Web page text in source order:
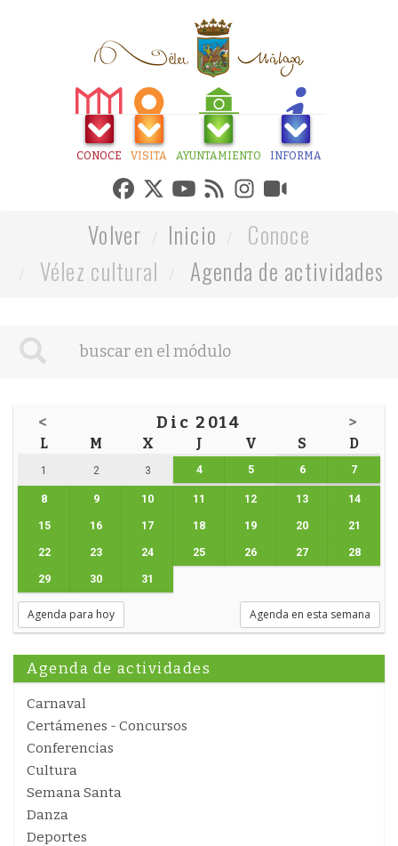
CONOCE VISITA AYUNTAMIENTO INFORMA
Volver Inicio
Conoce
Vélez cultural
Agenda de actividades
< Dic 2014 >
L M X J V S D
1 2 3 4 5 6 7
8 9 10 11 12 13 14
15 16 17 18 19 20 21
22 23 24 25 26 27 28
29 30 31
Agenda para hoy Agenda en esta semana
Agenda de actividades
Carnaval
Certámenes - Concursos
Conferencias
Cultura
Semana Santa
Danza
Deportes